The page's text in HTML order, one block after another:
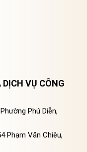
VỤ CÔNG
Phú Diễn,
Phạm Văn Chiêu,